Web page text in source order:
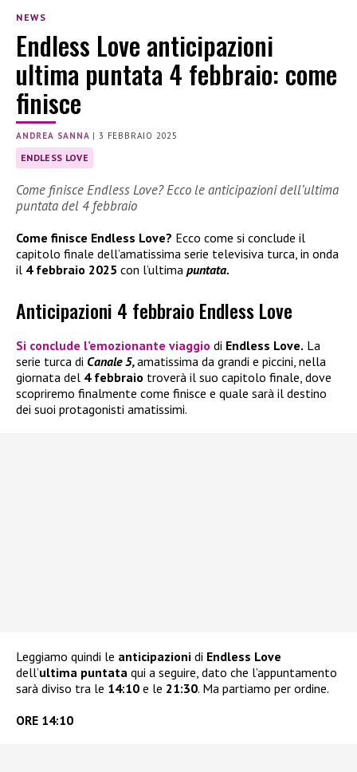
NEWS
Endless Love anticipazioni
ultima puntata 4 febbraio: come
finisce
ANDREA SANNA |3 FEBBRAIO 2025
ENDLESS LOVE
Come finisce Endless Love? Ecco le anticipazioni dell’ultima
puntata del 4 febbraio
Come finisce Endless Love? Ecco come si conclude il
capitolo finale dell’amatissima serie televisiva turca, in onda
il 4 febbraio 2025 con l’ultima puntata.
Anticipazioni 4 febbraio Endless Love
Si conclude l’emozionante viaggio di Endless Love. La
serie turca di Canale 5,amatissima da grandi e piccini, nella
giornata del 4 febbraio troverà il suo capitolo finale, dove
scopriremo finalmente come finisce e quale sarà il destino
dei suoi protagonisti amatissimi.
Leggiamo quindi le anticipazioni di Endless Love
dell’ultima puntata qui a seguire, dato che l’appuntamento
sarà diviso tra le 14:10 e le 21:30. Ma partiamo per ordine.
ORE 14:10